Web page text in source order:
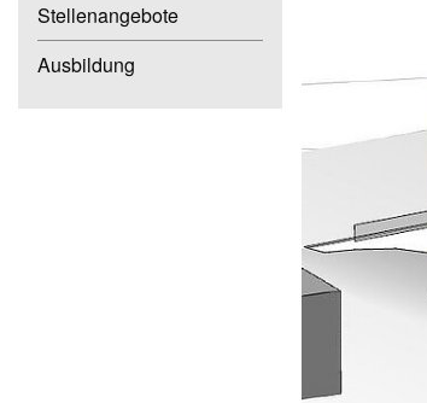
Stellenangebote
Ausbildung